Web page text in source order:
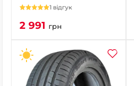
1 відгук
2 991 грн